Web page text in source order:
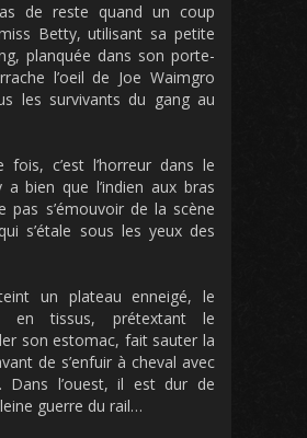
de reste quand un coup
Betty, utilisant sa petite
planquée dans son porte-
l’oeil de Joe Waimgro
les survivants du gang au
fois, c’est l’horreur dans le
a bien que l’indien aux bras
pas s’émouvoir de la scène
s’étale sous les yeux des
un plateau enneigé, le
en tissus, prétextant le
son estomac, fait sauter la
de s’enfuir à cheval avec
Dans l’ouest, il est dur de
guerre du rail…